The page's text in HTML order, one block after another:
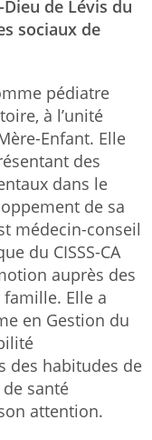
de Lévis du
sociaux de
pédiatre
à l’unité
Enfant. Elle
des
dans le
de sa
médecin-conseil
du CISSS-CA
auprès des
Elle a
en Gestion du
des habitudes de
santé
attention.